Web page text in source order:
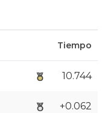
Tiempo
10.744
+0.062